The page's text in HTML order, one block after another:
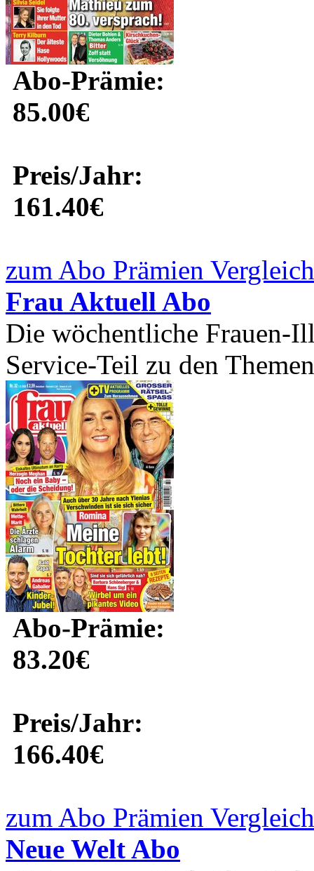
Abo-Prämie:
85.00€
Preis/Jahr:
161.40€
zum Abo Prämien
Frau Aktuell Abo
Die wöchentliche Frauen-
Service-Teil zu den
Abo-Prämie:
83.20€
Preis/Jahr:
166.40€
zum Abo Prämien
Neue Welt Abo